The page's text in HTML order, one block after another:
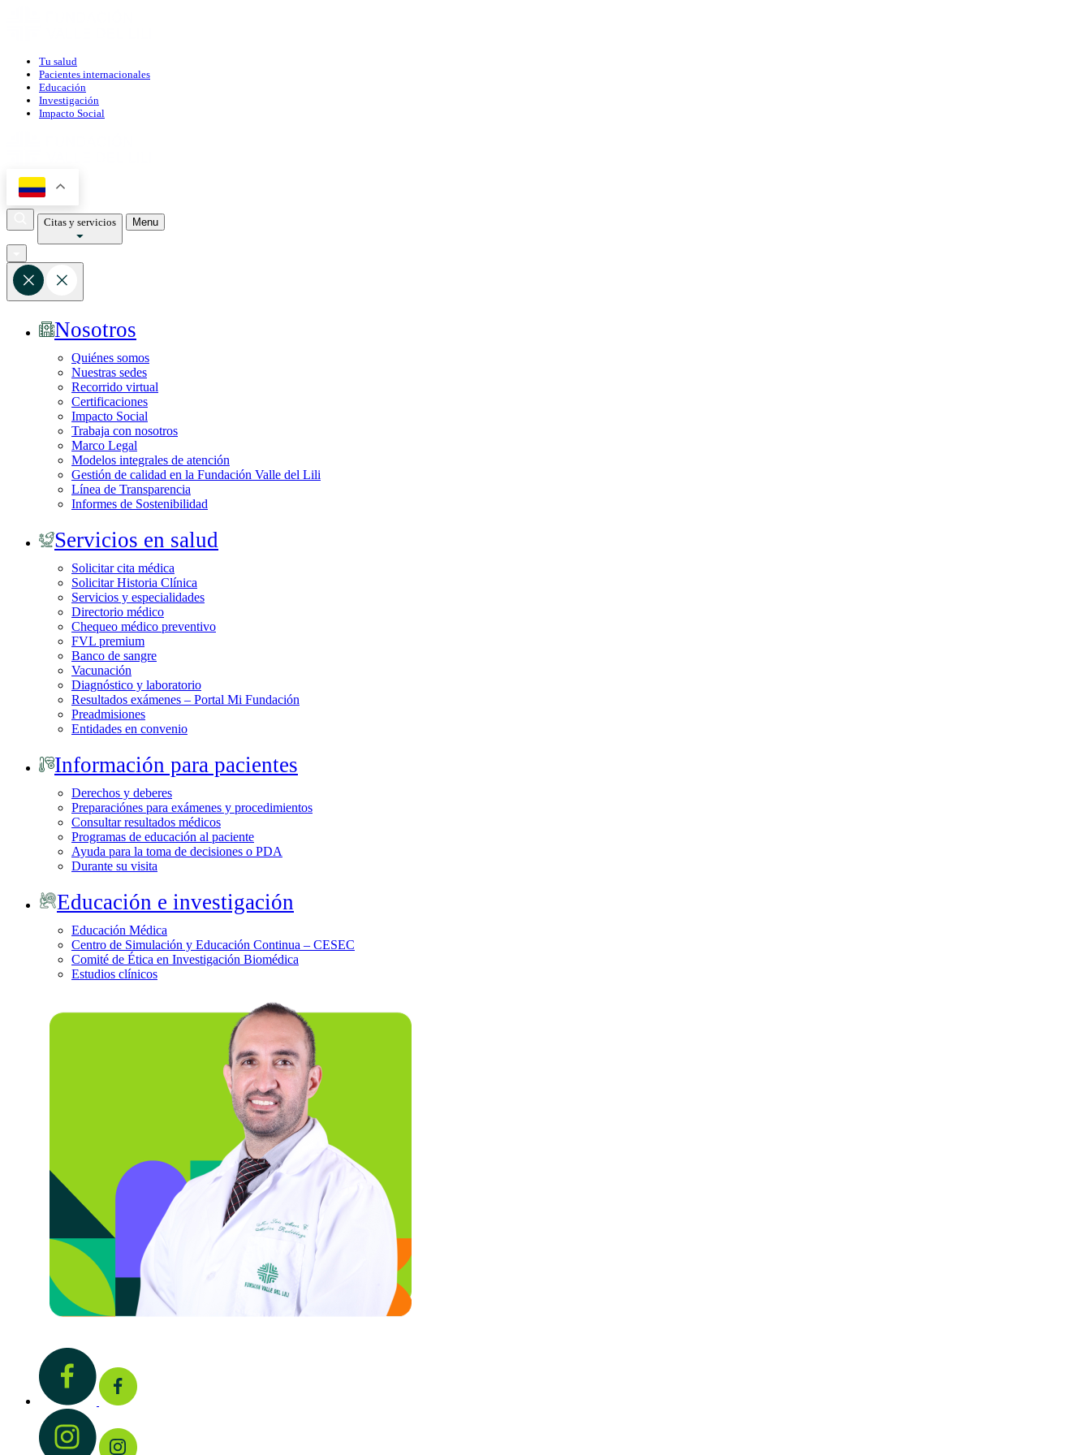
Tu salud
Pacientes internacionales
Educación
Investigación
Impacto Social
Citas y servicios Menu
Nosotros
Quiénes somos
Nuestras sedes
Recorrido virtual
Certificaciones
Impacto Social
Trabaja con nosotros
Marco Legal
Modelos integrales de atención
Gestión de calidad en la Fundación Valle del Lili
Línea de Transparencia
Informes de Sostenibilidad
Servicios en salud
Solicitar cita médica
Solicitar Historia Clínica
Servicios y especialidades
Directorio médico
Chequeo médico preventivo
FVL premium
Banco de sangre
Vacunación
Diagnóstico y laboratorio
Resultados exámenes – Portal Mi Fundación
Preadmisiones
Entidades en convenio
Información para pacientes
Derechos y deberes
Preparaciónes para exámenes y procedimientos
Consultar resultados médicos
Programas de educación al paciente
Ayuda para la toma de decisiones o PDA
Durante su visita
Educación e investigación
Educación Médica
Centro de Simulación y Educación Continua – CESEC
Comité de Ética en Investigación Biomédica
Estudios clínicos